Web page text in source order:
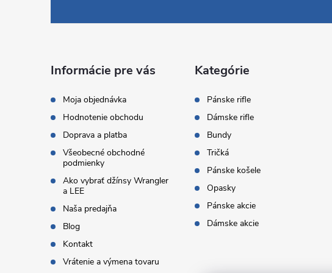
Informácie pre vás
Moja objednávka
Hodnotenie obchodu
Doprava a platba
Všeobecné obchodné
podmienky
Ako vybrať džínsy Wrangler
a LEE
Naša predajňa
Blog
Kontakt
Vrátenie a výmena tovaru
Kategórie
Pánske rifle
Dámske rifle
Bundy
Tričká
Pánske košele
Opasky
Pánske akcie
Dámske akcie